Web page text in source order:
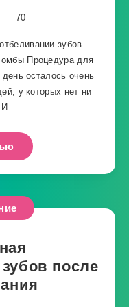
70
зубов
Процедура для
осталось очень
у которых нет ни
после